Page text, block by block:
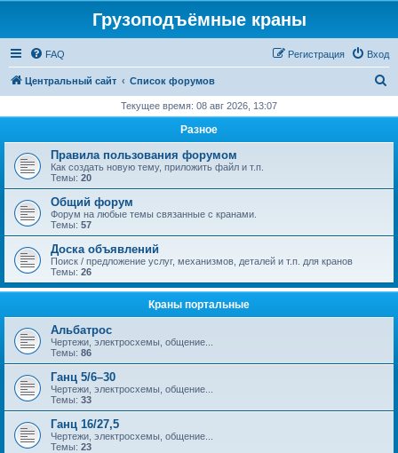
Грузоподъёмные краны
FAQ Вход
Регистрация
Центральный сайт Список форумов
с
Текущее время: 08 авг 2026, 13:07
Разное
Правила пользования форумом
Как создать новую тему, приложить файл и т.п.
Темы: 20
Общий форум
Форум на любые темы связанные с кранами.
Темы: 57
Доска объявлений
Поиск / предложение услуг, механизмов, деталей и т.п. для кранов
Темы: 26
Краны портальные
Альбатрос
Чертежи, электросхемы, общение...
Темы: 86
Ганц 5/6–30
Чертежи, электросхемы, общение...
Темы: 33
Ганц 16/27,5
Чертежи, электросхемы, общение...
Темы: 23